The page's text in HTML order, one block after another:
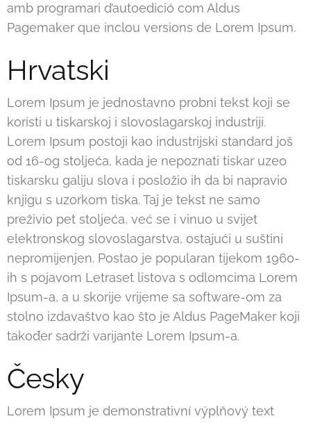
amb programari d’autoedició com Aldus
Pagemaker que inclou versions de Lorem Ipsum.
Hrvatski
Lorem Ipsum je jednostavno probni tekst koji se
koristi u tiskarskoj i slovoslagarskoj industriji.
Lorem Ipsum postoji kao industrijski standard još
od 16-og stoljeća, kada je nepoznati tiskar uzeo
tiskarsku galiju slova i posložio ih da bi napravio
knjigu s uzorkom tiska. Taj je tekst ne samo
preživio pet stoljeća, već se i vinuo u svijet
elektronskog slovoslagarstva, ostajući u suštini
nepromijenjen. Postao je popularan tijekom 1960-
ih s pojavom Letraset listova s odlomcima Lorem
Ipsum-a, a u skorije vrijeme sa software-om za
stolno izdavaštvo kao što je Aldus PageMaker koji
također sadrži varijante Lorem Ipsum-a.
Česky
Lorem Ipsum je demonstrativní výplňový text